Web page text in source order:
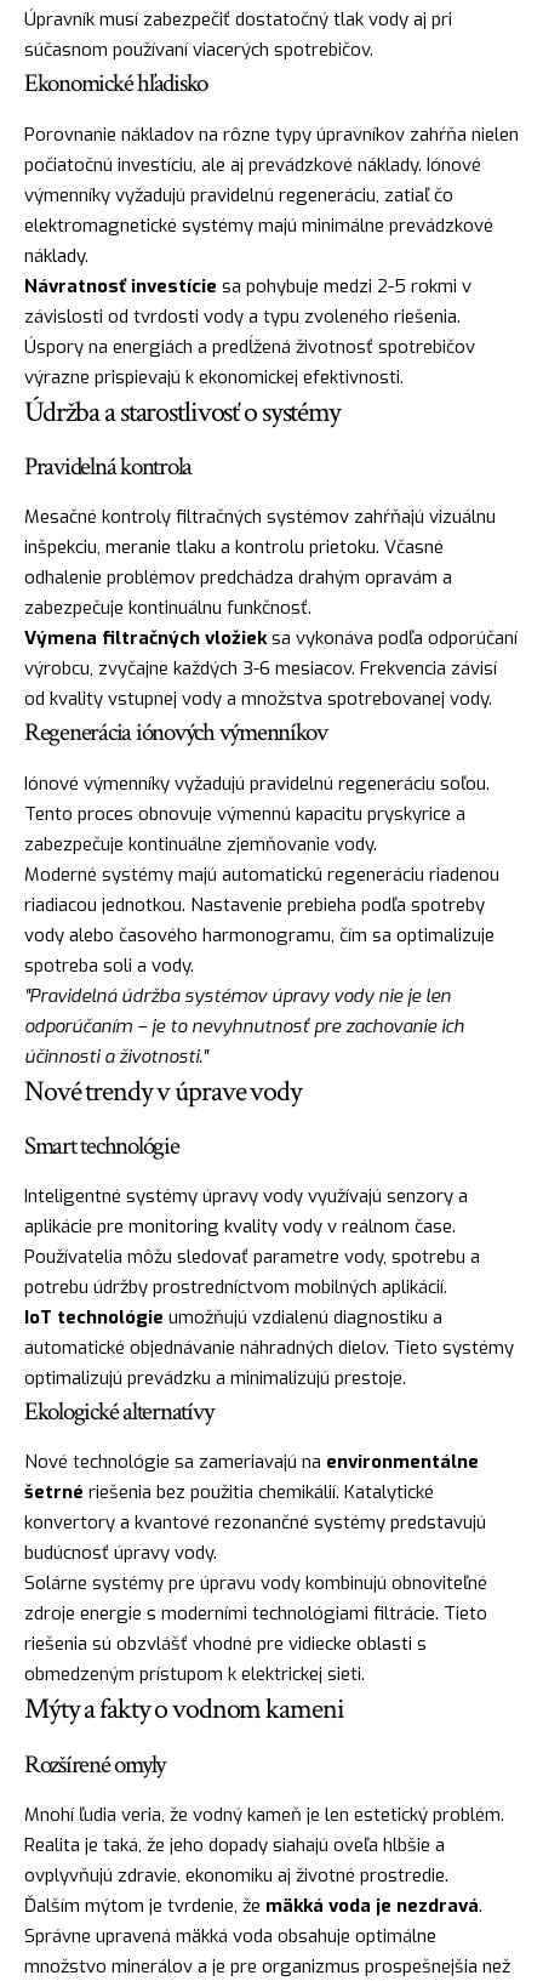
Úpravník musí zabezpečiť dostatočný tlak vody aj pri
súčasnom používaní viacerých spotrebičov.
Ekonomické hľadisko
Porovnanie nákladov na rôzne typy úpravníkov zahŕňa nielen
počiatočnú investíciu, ale aj prevádzkové náklady. Iónové
výmenníky vyžadujú pravidelnú regeneráciu, zatiaľ čo
elektromagnetické systémy majú minimálne prevádzkové
náklady.
Návratnosť investície sa pohybuje medzi 2-5 rokmi v
závislosti od tvrdosti vody a typu zvoleného riešenia.
Úspory na energiách a predĺžená životnosť spotrebičov
výrazne prispievajú k ekonomickej efektivnosti.
Údržba a starostlivosť o systémy
Pravidelná kontrola
Mesačné kontroly filtračných systémov zahŕňajú vizuálnu
inšpekciu, meranie tlaku a kontrolu prietoku. Včasné
odhalenie problémov predchádza drahým opravám a
zabezpečuje kontinuálnu funkčnosť.
Výmena filtračných vložieksa vykonáva podľa odporúčaní
výrobcu, zvyčajne každých 3-6 mesiacov. Frekvencia závisí
od kvality vstupnej vody a množstva spotrebovanej vody.
Regenerácia iónových výmenníkov
Iónové výmenníky vyžadujú pravidelnú regeneráciu soľou.
Tento proces obnovuje výmennú kapacitu pryskyrice a
zabezpečuje kontinuálne zjemňovanie vody.
Moderné systémy majú automatickú regeneráciu riadenou
riadiacou jednotkou. Nastavenie prebieha podľa spotreby
vody alebo časového harmonogramu, čím sa optimalizuje
spotreba soli a vody.
"Pravidelná údržba systémov úpravy vody nie je len
odporúčaním – je to nevyhnutnosť pre zachovanie ich
účinnosti a životnosti."
Nové trendy v úprave vody
Smart technológie
Inteligentné systémy úpravy vody využívajú senzory a
aplikácie pre monitoring kvality vody v reálnom čase.
Používatelia môžu sledovať parametre vody, spotrebu a
potrebu údržby prostredníctvom mobilných aplikácií.
IoT technológie umožňujú vzdialenú diagnostiku a
automatické objednávanie náhradných dielov. Tieto systémy
optimalizujú prevádzku a minimalizujú prestoje.
Ekologické alternatívy
Nové technológie sa zameriavajú na environmentálne
šetrné riešenia bez použitia chemikálií. Katalytické
konvertory a kvantové rezonančné systémy predstavujú
budúcnosť úpravy vody.
Solárne systémy pre úpravu vody kombinujú obnoviteľné
zdroje energie s moderními technológiami filtrácie. Tieto
riešenia sú obzvlášť vhodné pre vidiecke oblasti s
obmedzeným prístupom k elektrickej sieti.
Mýty a fakty o vodnom kameni
Rozšírené omyly
Mnohí ľudia veria, že vodný kameň je len estetický problém.
Realita je taká, že jeho dopady siahajú oveľa hlbšie a
ovplyvňujú zdravie, ekonomiku aj životné prostredie.
Ďalším mýtom je tvrdenie, že mäkká voda je nezdravá.
Správne upravená mäkká voda obsahuje optimálne
množstvo minerálov a je pre organizmus prospešnejšia než